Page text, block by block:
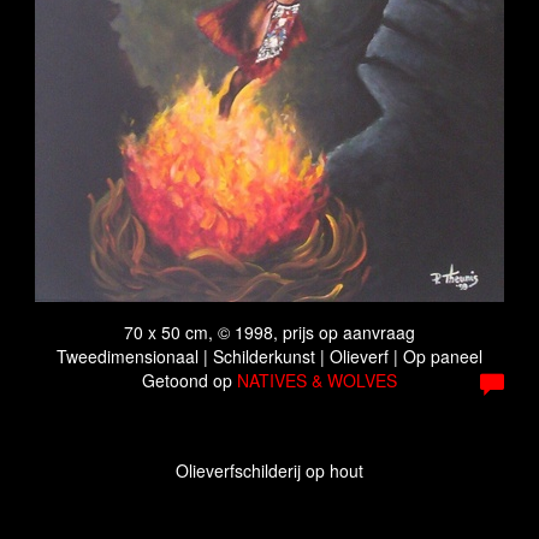
70 x 50 cm, © 1998, prijs op aanvraag
Tweedimensionaal | Schilderkunst | Olieverf | Op paneel
Getoond op NATIVES & WOLVES
Olieverfschilderij op hout